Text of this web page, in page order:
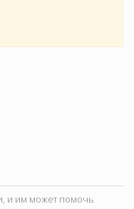
и им может помочь